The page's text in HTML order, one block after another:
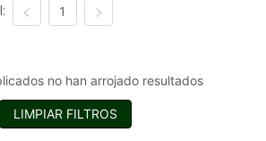
1
no han arrojado resultados
LIMPIAR FILTROS